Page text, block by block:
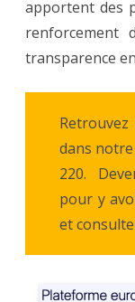
apportent des
transparence
dans notre
220.
pour y
et